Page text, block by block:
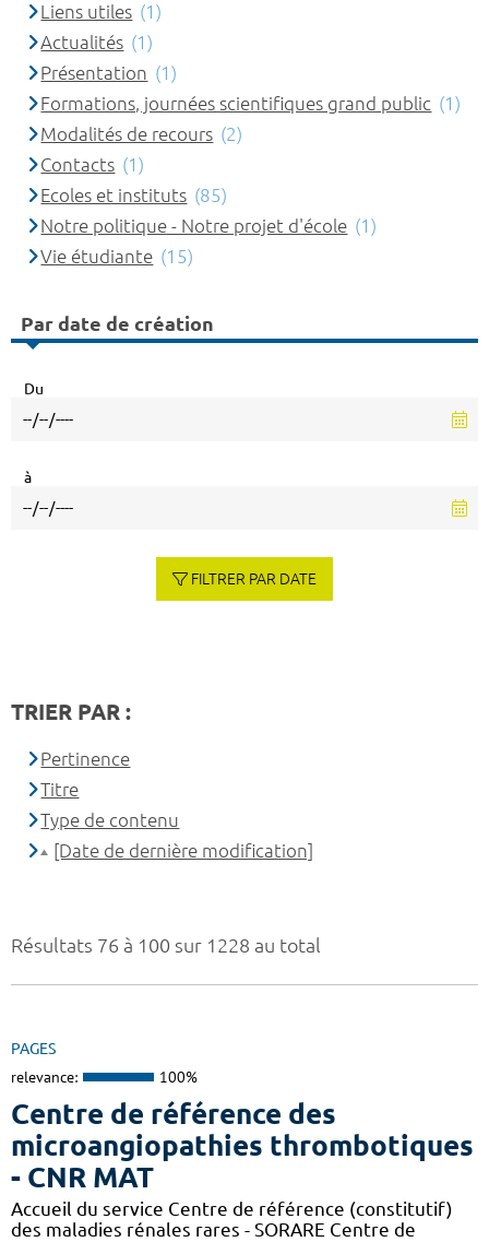
Résultats 76 à 100 sur 1228 au total
PAGES
relevance: 100%
Centre de référence des
microangiopathies thrombotiques
- CNR MAT
Accueil du service Centre de référence (constitutif)
des maladies rénales rares - SORARE Centre de
Liens utiles (1)
Actualités (1)
Présentation (1)
Formations, journées scientifiques grand public (1)
Modalités de recours (2)
Contacts (1)
Ecoles et instituts (85)
Notre politique - Notre projet d'école (1)
Vie étudiante (15)
Par date de création
Du
à
FILTRER PAR DATE
TRIER PAR :
Pertinence
Titre
Type de contenu
[Date de dernière modification]